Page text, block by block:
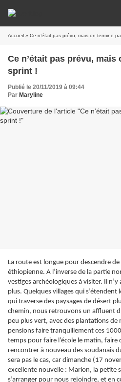
Accueil » Ce n’était pas prévu, mais on termine
Ce n’était pas prévu, mais
sprint !
Publié le 20/11/2019 à 09:44
Par Maryline
La route est longue pour descendre
éthiopienne. A l’inverse de la partie
vestiges archéologiques à visiter. Il
plus. Quelques villages qui s’étendent
qui traverse des paysages de désert
chemin, nous retrouvons un affluent
peu plus vert, avec des plantations de
pensions faire tranquillement ces
temps pour faire l’école le matin,
rencontrer à nouveau des soudanais
sera pas le cas, car dimanche (17
excellente nouvelle : Marion, la petite
s’arranger pour nous rejoindre, et en